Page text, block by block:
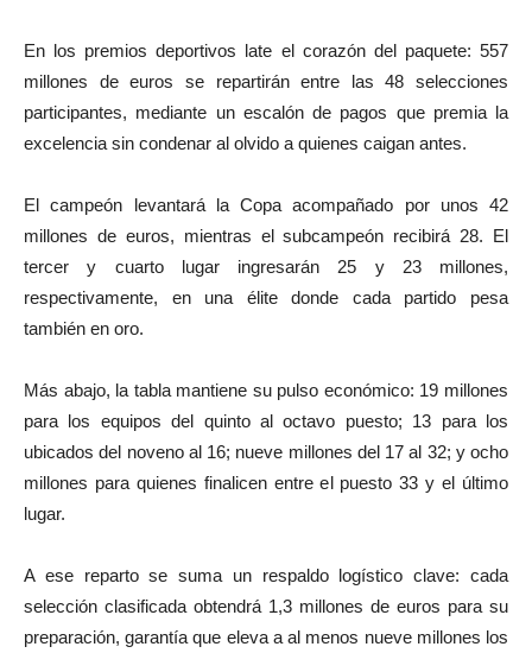
En los premios deportivos late el corazón del paquete: 557
millones de euros se repartirán entre las 48 selecciones
participantes, mediante un escalón de pagos que premia la
excelencia sin condenar al olvido a quienes caigan antes.
El campeón levantará la Copa acompañado por unos 42
millones de euros, mientras el subcampeón recibirá 28. El
tercer y cuarto lugar ingresarán 25 y 23 millones,
respectivamente, en una élite donde cada partido pesa
también en oro.
Más abajo, la tabla mantiene su pulso económico: 19 millones
para los equipos del quinto al octavo puesto; 13 para los
ubicados del noveno al 16; nueve millones del 17 al 32; y ocho
millones para quienes finalicen entre el puesto 33 y el último
lugar.
A ese reparto se suma un respaldo logístico clave: cada
selección clasificada obtendrá 1,3 millones de euros para su
preparación, garantía que eleva a al menos nueve millones los